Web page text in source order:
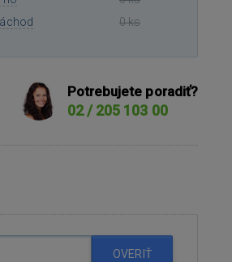
0 ks
Potrebujete poradiť?
02 / 205 103 00
OVERIŤ